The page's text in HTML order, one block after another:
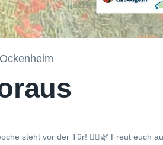
steht vor der Tür! 🚶‍♀️🌿 Freut euch